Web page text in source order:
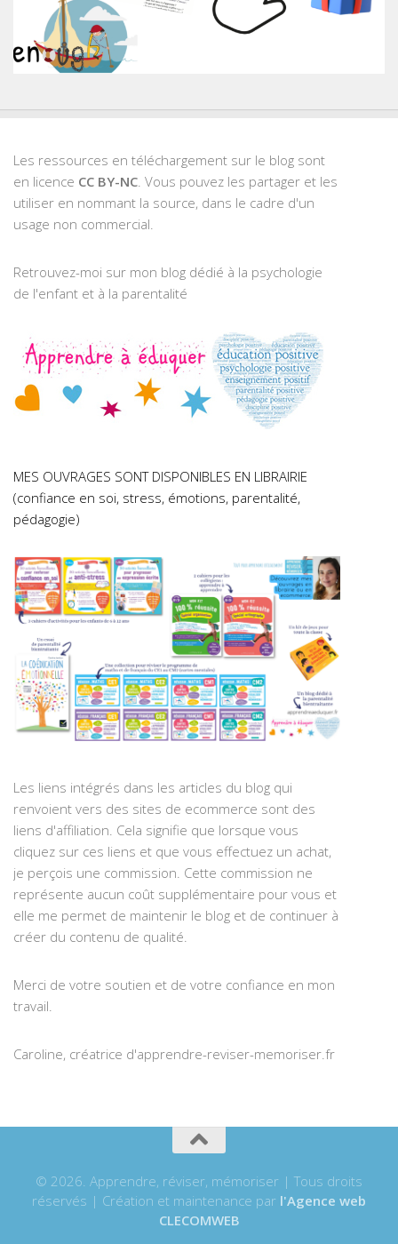
Les ressources en téléchargement sur le blog sont
en licence CC BY-NC. Vous pouvez les partager et les
utiliser en nommant la source, dans le cadre d'un
usage non commercial.
Retrouvez-moi sur mon blog dédié à la psychologie
de l'enfant et à la parentalité
MES OUVRAGES SONT DISPONIBLES EN LIBRAIRIE
(confiance en soi, stress, émotions, parentalité,
pédagogie)
Les liens intégrés dans les articles du blog qui
renvoient vers des sites de ecommerce sont des
liens d'affiliation. Cela signifie que lorsque vous
cliquez sur ces liens et que vous effectuez un achat,
je perçois une commission. Cette commission ne
représente aucun coût supplémentaire pour vous et
elle me permet de maintenir le blog et de continuer à
créer du contenu de qualité.
Merci de votre soutien et de votre confiance en mon
travail.
Caroline, créatrice d'apprendre-reviser-memoriser.fr
© 2026. Apprendre, réviser, mémoriser | Tous droits
réservés | Création et maintenance par l'Agence web
CLECOMWEB